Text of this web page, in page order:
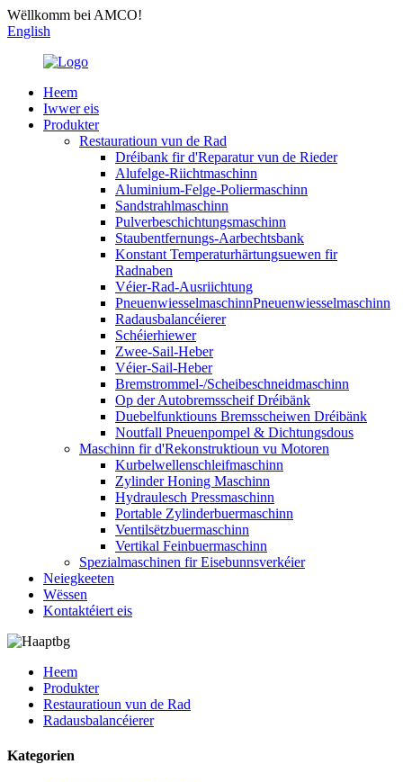
Wëllkomm bei AMCO!
English
Heem
Iwwer eis
Produkter
Restauratioun vun de Rad
Dréibank fir d'Reparatur vun de Rieder
Alufelge-Riichtmaschinn
Aluminium-Felge-Poliermaschinn
Sandstrahlmaschinn
Pulverbeschichtungsmaschinn
Staubentfernungs-Aarbechtsbank
Konstant Temperaturhärtungsuewen fir
Radnaben
Véier-Rad-Ausriichtung
PneuenwiesselmaschinnPneuenwiesselmaschinn
Radausbalancéierer
Schéierhiewer
Zwee-Sail-Heber
Véier-Sail-Heber
Bremstrommel-/Scheibeschneidmaschinn
Op der Autobremsscheif Dréibänk
Duebelfunktiouns Bremsscheiwen Dréibänk
Noutfall Pneuenpompel & Dichtungsdous
Maschinn fir d'Rekonstruktioun vu Motoren
Kurbelwellenschleifmaschinn
Zylinder Honing Maschinn
Hydraulesch Pressmaschinn
Portable Zylinderbuermaschinn
Ventilsëtzbuermaschinn
Vertikal Feinbuermaschinn
Spezialmaschinen fir Eisebunnsverkéier
Neiegkeeten
Wëssen
Kontaktéiert eis
Heem
Produkter
Restauratioun vun de Rad
Radausbalancéierer
Kategorien